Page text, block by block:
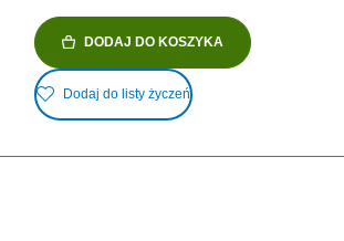
DODAJ DO KOSZYKA
Dodaj do listy życzeń